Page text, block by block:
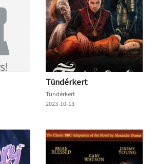
Tündérkert
Tündérkert
2023-10-13